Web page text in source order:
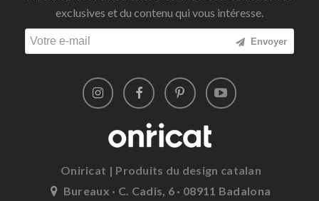
exclusives et du contenu qui vous intéresse.
Envoyer
Oniricat | Produits du design catalan
Bureaux · C. Cadis, 6 · 08911 Badalona